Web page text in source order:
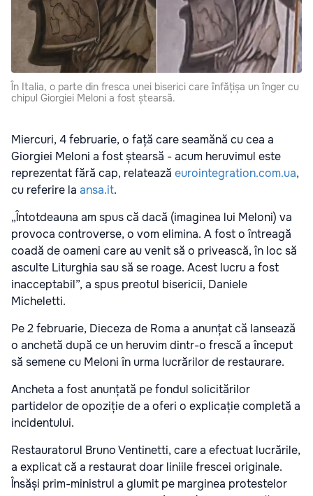
În Italia, o parte din fresca unei biserici care înfățișa un înger cu
chipul Giorgiei Meloni a fost ștearsă.
Miercuri, 4 februarie, o față care seamănă cu cea a
Giorgiei Meloni a fost ștearsă - acum heruvimul este
reprezentat fără cap, relatează eurointegration.com.ua,
cu referire la ansa.it.
„Întotdeauna am spus că dacă (imaginea lui Meloni) va
provoca controverse, o vom elimina. A fost o întreagă
coadă de oameni care au venit să o privească, în loc să
asculte Liturghia sau să se roage. Acest lucru a fost
inacceptabil”, a spus preotul bisericii, Daniele
Micheletti.
Pe 2 februarie, Dieceza de Roma a anunțat că lansează
o anchetă după ce un heruvim dintr-o frescă a început
să semene cu Meloni în urma lucrărilor de restaurare.
Ancheta a fost anunțată pe fondul solicitărilor
partidelor de opoziție de a oferi o explicație completă a
incidentului.
Restauratorul Bruno Ventinetti, care a efectuat lucrările,
a explicat că a restaurat doar liniile frescei originale.
Însăși prim-ministrul a glumit pe marginea protestelor